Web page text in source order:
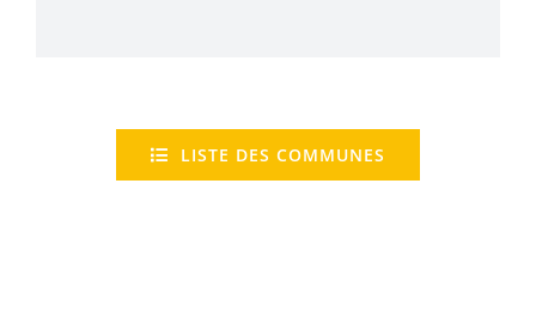
LISTE DES COMMUNES